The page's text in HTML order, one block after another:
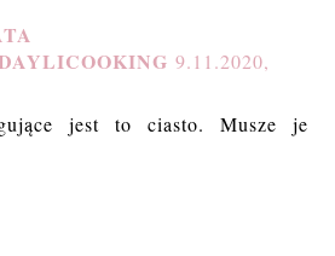
9.11.2020,
jest to ciasto. Musze je